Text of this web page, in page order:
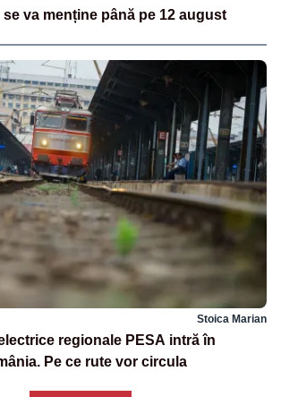
se va menține până pe 12 august
Stoica Marian
regionale PESA intră în
Pe ce rute vor circula